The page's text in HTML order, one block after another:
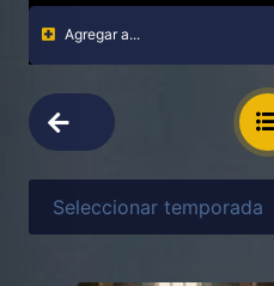
Agregar a...
Seleccionar temporada